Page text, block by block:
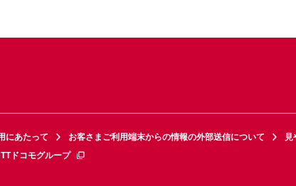
にあたって お客さまご利用端末からの情報の外部送信について
見
ドコモグループ